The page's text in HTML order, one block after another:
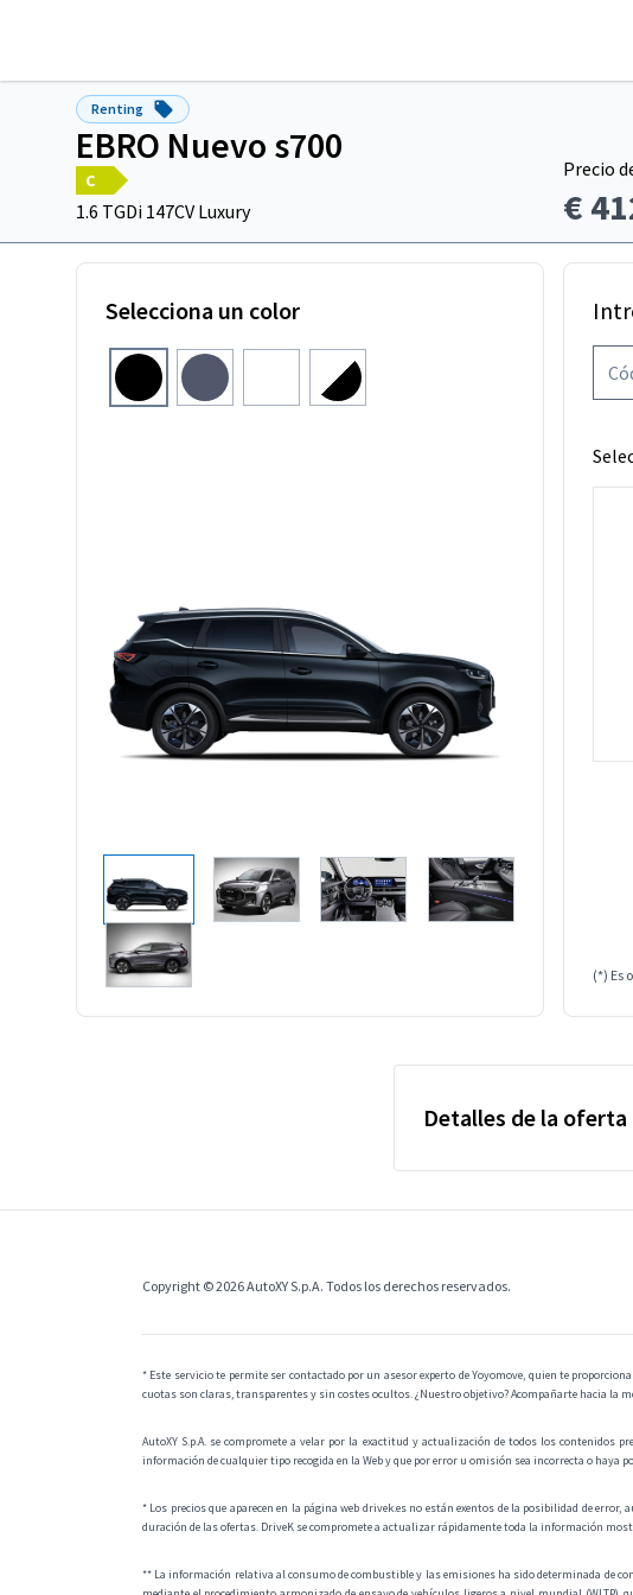
Renting
EBRO Nuevo s700
C
1.6 TGDi 147CV Luxury
Precio
€
Selecciona un color
(*) Es
Detalles de la oferta
Copyright © 2026 AutoXY S.p.A. Todos los derechos reservados.
* Este servicio te permite ser contactado por un asesor experto de Yoyomove, quien te
cuotas son claras, transparentes y sin costes ocultos. ¿Nuestro objetivo? Acompañarte hacia la
AutoXY S.p.A. se compromete a velar por la exactitud y actualización de todos los contenidos
información de cualquier tipo recogida en la Web y que por error u omisión sea incorrecta o haya
* Los precios que aparecen en la página web drivek.es no están exentos de la posibilidad de
duración de las ofertas. DriveK se compromete a actualizar rápidamente toda la información
** La información relativa al consumo de combustible y las emisiones ha sido determinada de